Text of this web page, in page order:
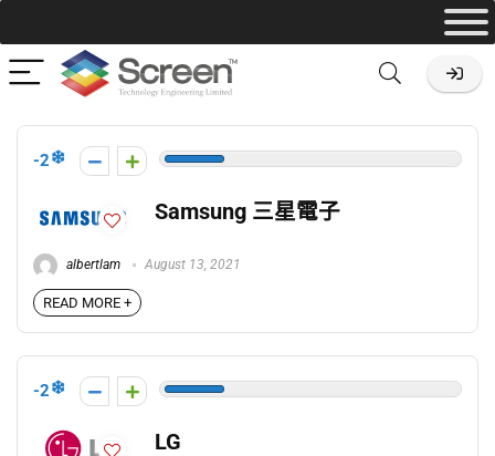
-2
Samsung 三星電子
albertlam August 13, 2021
READ MORE +
-2
LG